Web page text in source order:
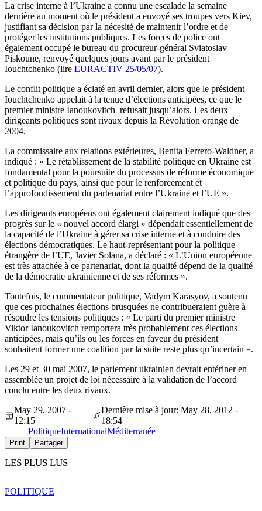
La crise interne à l’Ukraine a connu une escalade la semaine
dernière au moment où le président a envoyé ses troupes vers Kiev,
justifiant sa décision par la nécesité de maintenir l’ordre et de
protéger les institutions publiques. Les forces de police ont
également occupé le bureau du procureur-général Sviatoslav
Piskoune, renvoyé quelques jours avant par le président
Iouchtchenko (lire EURACTIV 25/05/07).
Le conflit politique a éclaté en avril dernier, alors que le président
Iouchtchenko appelait à la tenue d’élections anticipées, ce que le
premier ministre Ianoukovitch refusait jusqu’alors. Les deux
dirigeants politiques sont rivaux depuis la Révolution orange de
2004.
La commissaire aux relations extérieures, Benita Ferrero-Waldner, a
indiqué : « Le rétablissement de la stabilité politique en Ukraine est
fondamental pour la poursuite du processus de réforme économique
et politique du pays, ainsi que pour le renforcement et
l’approfondissement du partenariat entre l’Ukraine et l’UE ».
Les dirigeants européens ont également clairement indiqué que des
progrès sur le « nouvel accord élargi » dépendait essentiellement de
la capacité de l’Ukraine à gérer sa crise interne et à conduire des
élections démocratiques. Le haut-représentant pour la politique
étrangère de l’UE, Javier Solana, a déclaré : « L’Union européenne
est très attachée à ce partenariat, dont la qualité dépend de la qualité
de la démocratie ukrainienne et de ses réformes ».
Toutefois, le commentateur politique, Vadym Karasyov, a soutenu
que ces prochaines élections brusquées ne contribueraient guère à
résoudre les tensions politiques : « Le parti du premier ministre
Viktor Ianoukovitch remportera très probablement ces élections
anticipées, mais qu’ils ou les forces en faveur du président
souhaitent former une coalition par la suite reste plus qu’incertain ».
Les 29 et 30 mai 2007, le parlement ukrainien devrait entériner en
assemblée un projet de loi nécessaire à la validation de l’accord
conclu entre les deux rivaux.
May 29, 2007 -
12:15
Dernière mise à jour: May 28, 2012 -
18:54
PolitiqueInternationalMéditerranée
Print Partager
LES PLUS LUS
POLITIQUE